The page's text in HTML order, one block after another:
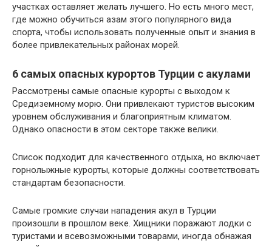
участках оставляет желать лучшего. Но есть много мест,
где можно обучиться азам этого популярного вида
спорта, чтобы использовать полученные опыт и знания в
более привлекательных районах морей.
6 самых опасных курортов Турции с акулами
Рассмотрены самые опасные курорты с выходом к
Средиземному морю. Они привлекают туристов высоким
уровнем обслуживания и благоприятным климатом.
Однако опасности в этом секторе также велики.
Список подходит для качественного отдыха, но включает
горнолыжные курорты, которые должны соответствовать
стандартам безопасности.
Самые громкие случаи нападения акул в Турции
произошли в прошлом веке. Хищники поражают лодки с
туристами и всевозможными товарами, иногда обнажая